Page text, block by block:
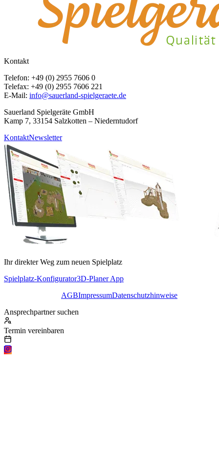
Kontakt
Telefon: +49 (0) 2955 7606 0
Telefax: +49 (0) 2955 7606 221
E-Mail: info@sauerland-spielgeraete.de
Sauerland Spielgeräte GmbH
Kamp 7, 33154 Salzkotten – Niederntudorf
KontaktNewsletter
Ihr direkter Weg zum neuen Spielplatz
Spielplatz-Konfigurator3D-Planer App
AGBImpressumDatenschutzhinweise
Ansprechpartner suchen
Termin vereinbaren